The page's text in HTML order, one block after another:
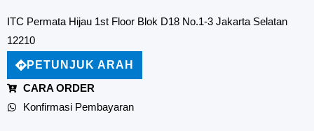
ITC Permata Hijau 1st Floor Blok D18 No.1-3 Jakarta Selatan
12210
PETUNJUK ARAH
CARA ORDER
Konfirmasi Pembayaran